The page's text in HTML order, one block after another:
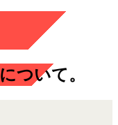
ついて。